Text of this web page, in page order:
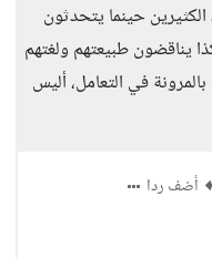
الكثيرين حينما يتحدثون
يناقضون طبيعتهم ولغتهم
في التعامل، أليس
أضف ردا